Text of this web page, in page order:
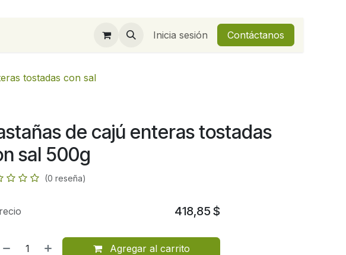
Inicia sesión Contáctanos
tostadas con sal
de cajú enteras tostadas
sal 500g
(0 reseña)
Agregar al carrito
418,85 $